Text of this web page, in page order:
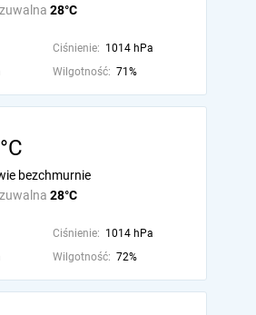
28°C
Ciśnienie: 1014 hPa
Wilgotność: 71%
28°C
bezchmurnie
Ciśnienie: 1014 hPa
Wilgotność: 72%